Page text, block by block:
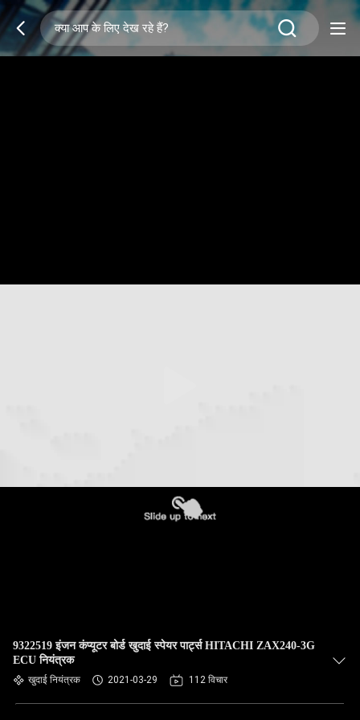
9322519 इंजन कंप्यूटर बोर्ड खुदाई स्पेयर पार्ट्स HITACHI ZAX240-3G
ECU नियंत्रक
खुदाई नियंत्रक 2021-03-29 112 विचार